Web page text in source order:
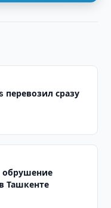
перевозил сразу
обрушение
Ташкенте